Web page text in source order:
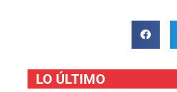
LO ÚLTIMO